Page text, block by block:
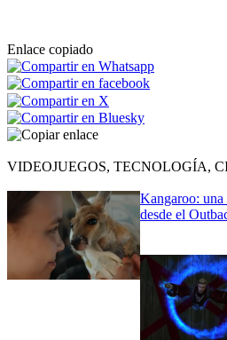
Enlace copiado
VIDEOJUEGOS, TECNOLOGÍA,
Kangaroo: una
desde el